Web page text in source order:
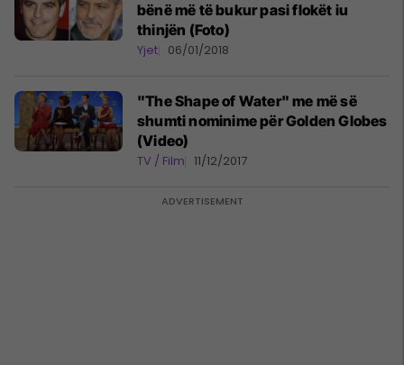
bënë më të bukur pasi flokët iu
thinjën (Foto)
Yjet 06/01/2018
"The Shape of Water" me më së
shumti nominime për Golden Globes
(Video)
TV / Film 11/12/2017